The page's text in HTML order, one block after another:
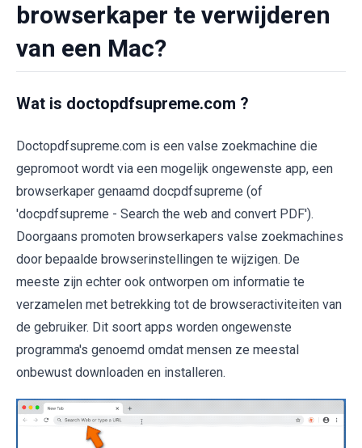
browserkaper te verwijderen
van een Mac?
Wat is doctopdfsupreme.com ?
Doctopdfsupreme.com is een valse zoekmachine die
gepromoot wordt via een mogelijk ongewenste app, een
browserkaper genaamd docpdfsupreme (of
'docpdfsupreme - Search the web and convert PDF').
Doorgaans promoten browserkapers valse zoekmachines
door bepaalde browserinstellingen te wijzigen. De
meeste zijn echter ook ontworpen om informatie te
verzamelen met betrekking tot de browseractiviteiten van
de gebruiker. Dit soort apps worden ongewenste
programma's genoemd omdat mensen ze meestal
onbewust downloaden en installeren.